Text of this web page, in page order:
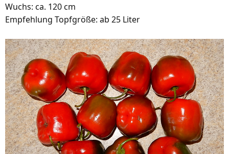
Wuchs: ca. 120 cm
Empfehlung Topfgröße: ab 25 Liter